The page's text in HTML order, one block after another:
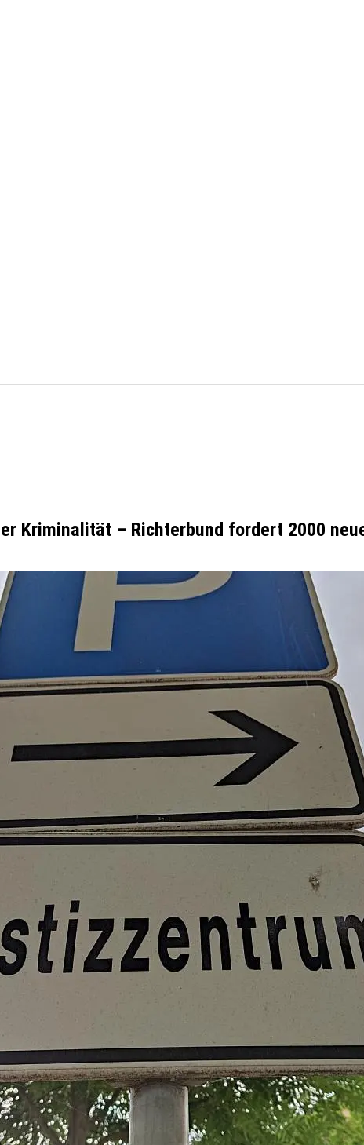
Kriminalität – Richterbund fordert 2000